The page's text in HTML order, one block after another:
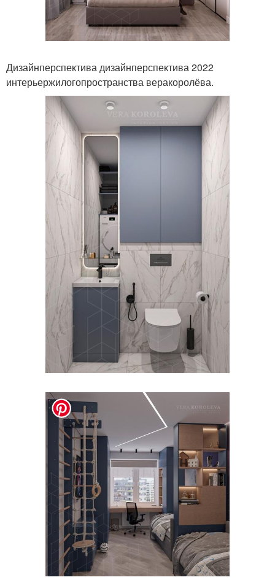
Дизайнперспектива дизайнперспектива 2022
интерьержилогопространства веракоролёва.